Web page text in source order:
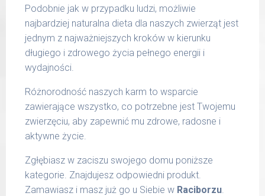
Podobnie jak w przypadku ludzi, możliwie
najbardziej naturalna dieta dla naszych zwierząt jest
jednym z najważniejszych kroków w kierunku
długiego i zdrowego życia pełnego energii i
wydajności.
Różnorodność naszych karm to wsparcie
zawierające wszystko, co potrzebne jest Twojemu
zwierzęciu, aby zapewnić mu zdrowe, radosne i
aktywne życie.
Zgłębiasz w zaciszu swojego domu poniższe
kategorie. Znajdujesz odpowiedni produkt.
Zamawiasz i masz już go u Siebie w Raciborzu.